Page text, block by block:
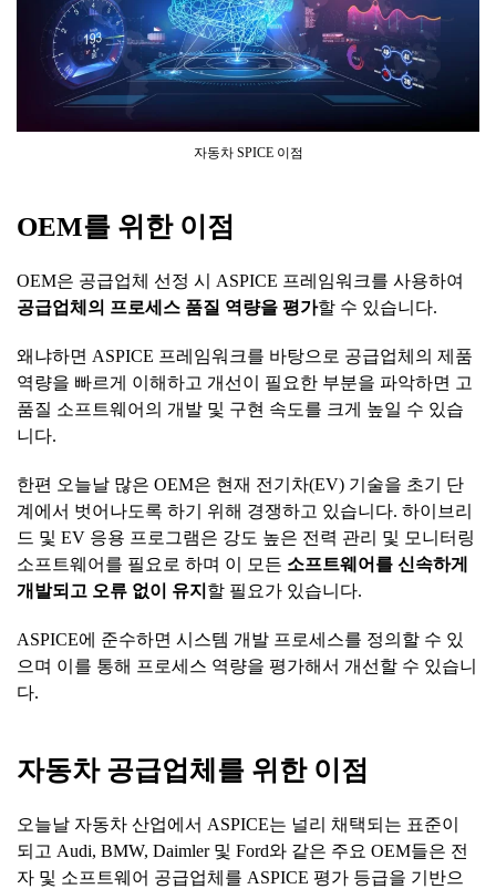
자동차 SPICE 이점
OEM를 위한 이점
OEM은 공급업체 선정 시 ASPICE 프레임워크를 사용하여
공급업체의 프로세스 품질 역량을 평가할 수 있습니다.
왜냐하면 ASPICE 프레임워크를 바탕으로 공급업체의 제품
역량을 빠르게 이해하고 개선이 필요한 부분을 파악하면 고
품질 소프트웨어의 개발 및 구현 속도를 크게 높일 수 있습
니다.
한편 오늘날 많은 OEM은 현재 전기차(EV) 기술을 초기 단
계에서 벗어나도록 하기 위해 경쟁하고 있습니다. 하이브리
드 및 EV 응용 프로그램은 강도 높은 전력 관리 및 모니터링
소프트웨어를 필요로 하며 이 모든 소프트웨어를 신속하게
개발되고 오류 없이 유지 할 필요가 있습니다.
ASPICE에 준수하면 시스템 개발 프로세스를 정의할 수 있
으며 이를 통해 프로세스 역량을 평가해서 개선할 수 있습니
다.
자동차 공급업체를 위한 이점
오늘날 자동차 산업에서 ASPICE는 널리 채택되는 표준이
되고 Audi, BMW, Daimler 및 Ford와 같은 주요 OEM들은 전
자 및 소프트웨어 공급업체를 ASPICE 평가 등급을 기반으